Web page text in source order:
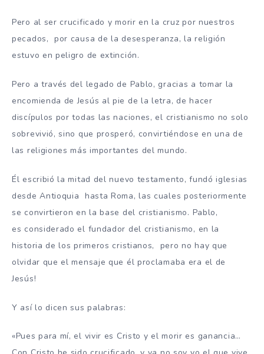
Pero al ser crucificado y morir en la cruz por nuestros
pecados, por causa de la desesperanza, la religión
estuvo en peligro de extinción.
Pero a través del legado de Pablo, gracias a tomar la
encomienda de Jesús al pie de la letra, de hacer
discípulos por todas las naciones, el cristianismo no solo
sobrevivió, sino que prosperó, convirtiéndose en una de
las religiones más importantes del mundo.
Él escribió la mitad del nuevo testamento, fundó iglesias
desde Antioquia hasta Roma, las cuales posteriormente
se convirtieron en la base del cristianismo. Pablo,
es considerado el fundador del cristianismo, en la
historia de los primeros cristianos, pero no hay que
olvidar que el mensaje que él proclamaba era el de
Jesús!
Y así lo dicen sus palabras:
«Pues para mí, el vivir es Cristo y el morir es ganancia…